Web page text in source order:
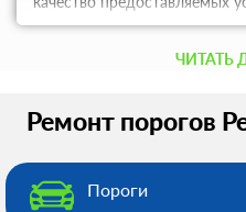
приятное впечатление.
ЧИТАТЬ
Ремонт порогов
Пороги